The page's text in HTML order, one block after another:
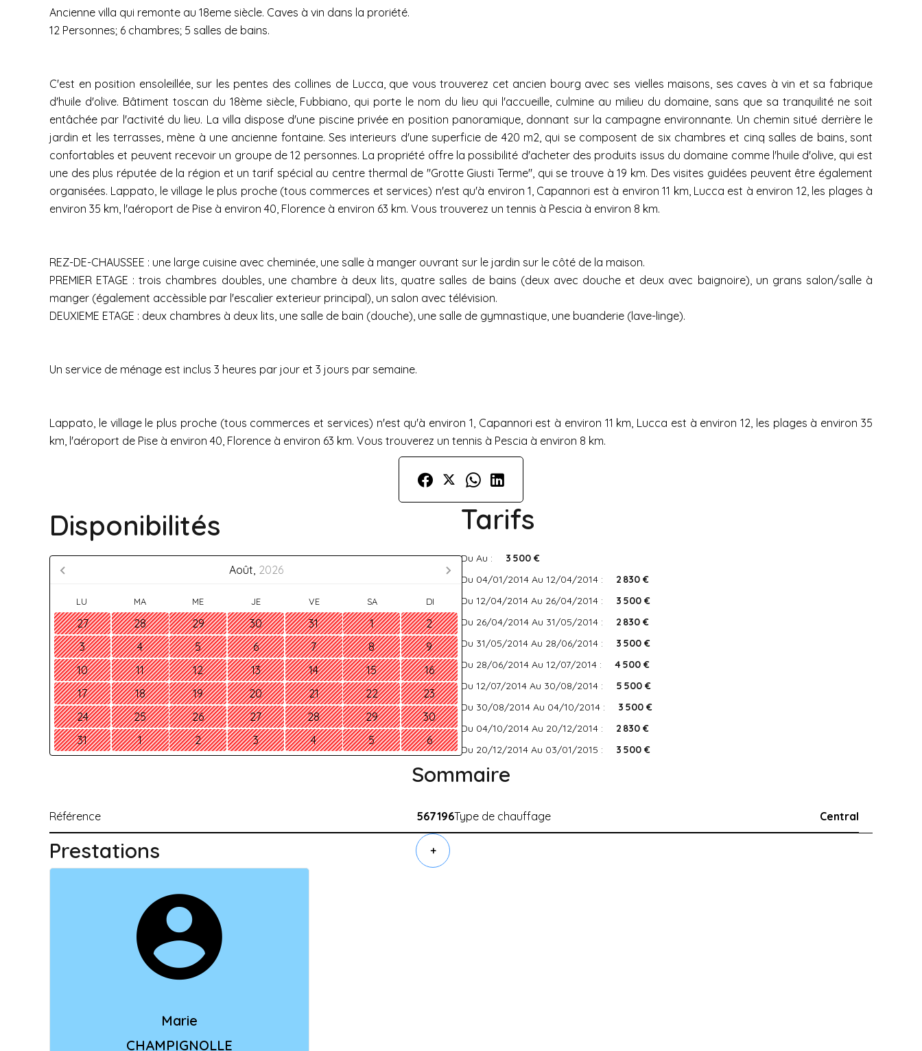
Ancienne villa qui remonte au 18eme siècle. Caves à vin dans la proriété.
12 Personnes; 6 chambres; 5 salles de bains.
C'est en position ensoleillée, sur les pentes des collines de Lucca, que vous trouverez cet ancien bourg avec ses vielles maisons, ses caves à vin et sa fabrique
d'huile d'olive. Bâtiment toscan du 18ème siècle, Fubbiano, qui porte le nom du lieu qui l'accueille, culmine au milieu du domaine, sans que sa tranquilité ne soit
entâchée par l'activité du lieu. La villa dispose d'une piscine privée en position panoramique, donnant sur la campagne environnante. Un chemin situé derrière le
jardin et les terrasses, mène à une ancienne fontaine. Ses interieurs d'une superficie de 420 m2, qui se composent de six chambres et cinq salles de bains, sont
confortables et peuvent recevoir un groupe de 12 personnes. La propriété offre la possibilité d'acheter des produits issus du domaine comme l'huile d'olive, qui est
une des plus réputée de la région et un tarif spécial au centre thermal de "Grotte Giusti Terme", qui se trouve à 19 km. Des visites guidées peuvent être également
organisées. Lappato, le village le plus proche (tous commerces et services) n'est qu'à environ 1, Capannori est à environ 11 km, Lucca est à environ 12, les plages à
environ 35 km, l'aéroport de Pise à environ 40, Florence à environ 63 km. Vous trouverez un tennis à Pescia à environ 8 km.
REZ-DE-CHAUSSEE : une large cuisine avec cheminée, une salle à manger ouvrant sur le jardin sur le côté de la maison.
PREMIER ETAGE : trois chambres doubles, une chambre à deux lits, quatre salles de bains (deux avec douche et deux avec baignoire), un grans salon/salle à
manger (également accèssible par l'escalier exterieur principal), un salon avec télévision.
DEUXIEME ETAGE : deux chambres à deux lits, une salle de bain (douche), une salle de gymnastique, une buanderie (lave-linge).
Un service de ménage est inclus 3 heures par jour et 3 jours par semaine.
Lappato, le village le plus proche (tous commerces et services) n'est qu'à environ 1, Capannori est à environ 11 km, Lucca est à environ 12, les plages à environ 35
km, l'aéroport de Pise à environ 40, Florence à environ 63 km. Vous trouverez un tennis à Pescia à environ 8 km.
Disponibilités
Août, 2026
LU MA ME JE VE SA DI
27 28 29 30 31 1
2
3
4 5 6 7 8
9
10
11 12 13 14 15
16
17
18 19 20 21 22
23
24
25 26 27 28 29
30
31
1 2 3 4 5 6
Tarifs
Du Au :
3 500 €
Du 04/01/2014 Au 12/04/2014 :
2 830 €
Du 12/04/2014 Au 26/04/2014 :
3 500 €
Du 26/04/2014 Au 31/05/2014 :
2 830 €
Du 31/05/2014 Au 28/06/2014 :
3 500 €
Du 28/06/2014 Au 12/07/2014 :
4 500 €
Du 12/07/2014 Au 30/08/2014 :
5 500 €
Du 30/08/2014 Au 04/10/2014 :
3 500 €
Du 04/10/2014 Au 20/12/2014 :
2 830 €
Du 20/12/2014 Au 03/01/2015 :
3 500 €
Sommaire
Référence 567196Type de chauffage Central
Prestations +
Marie
CHAMPIGNOLLE